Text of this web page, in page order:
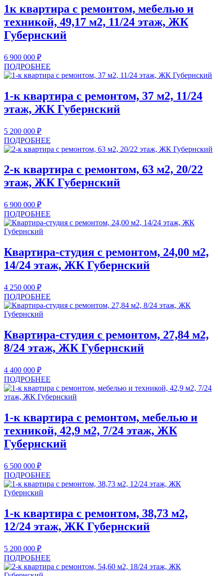
1к квартира с ремонтом, мебелью и
техникой, 49,17 м2, 11/24 этаж, ЖК
Губернский
6 900 000 ₽
ПОДРОБНЕЕ
1-к квартира с ремонтом, 37 м2, 11/24
этаж, ЖК Губернский
5 200 000 ₽
ПОДРОБНЕЕ
2-к квартира с ремонтом, 63 м2, 20/22
этаж, ЖК Губернский
6 900 000 ₽
ПОДРОБНЕЕ
Квартира-студия с ремонтом, 24,00 м2,
14/24 этаж, ЖК Губернский
4 250 000 ₽
ПОДРОБНЕЕ
Квартира-студия с ремонтом, 27,84 м2,
8/24 этаж, ЖК Губернский
4 400 000 ₽
ПОДРОБНЕЕ
1-к квартира с ремонтом, мебелью и
техникой, 42,9 м2, 7/24 этаж, ЖК
Губернский
6 500 000 ₽
ПОДРОБНЕЕ
1-к квартира с ремонтом, 38,73 м2,
12/24 этаж, ЖК Губернский
5 200 000 ₽
ПОДРОБНЕЕ